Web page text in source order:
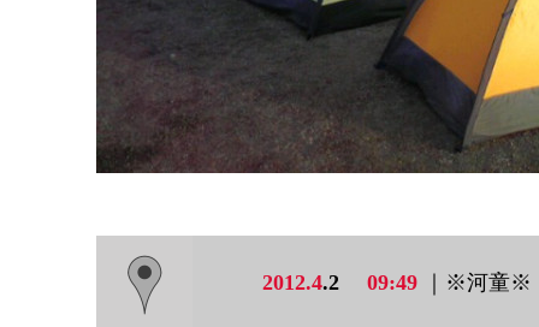
2012.4.2 09:49 ｜※河童※